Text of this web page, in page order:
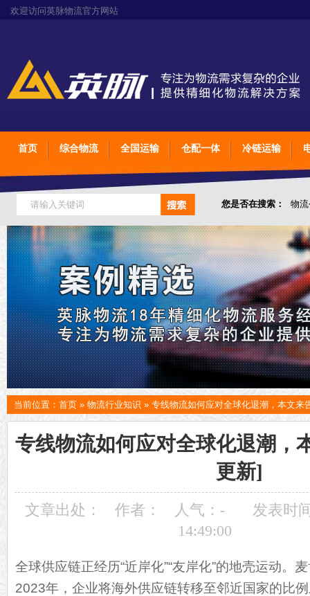
欢迎访问英脉物流官方网站
首页 综合物流 全国运输 仓配一体 冷链运输
您是否在搜索： 物
仓储综合专业定制物
当前位置： 首页 » 物流行业知识 » 专线物流如何应对全球化退潮，本文来
专线物流如何应对全球化退潮，
更新]
文章出处： 作者： 人气： -
发表时
14:49:00
全球供应链正经历“近岸化”“友岸化”的地壳运动。
2023年，企业将海外供应链转移至邻近国家的比